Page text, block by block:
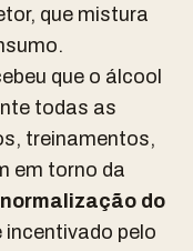
que mistura
que o álcool
todas as
treinamentos,
em torno da
normalização do
pelo